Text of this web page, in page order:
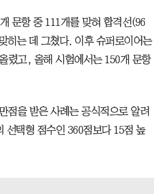
문항 중 111개를 맞혀 합격선(96
히는 데 그쳤다. 이후 슈퍼로이어는
렸고, 올해 시험에서는 150개 문항
점을 받은 사례는 공식적으로 알려
선택형 점수인 360점보다 15점 높